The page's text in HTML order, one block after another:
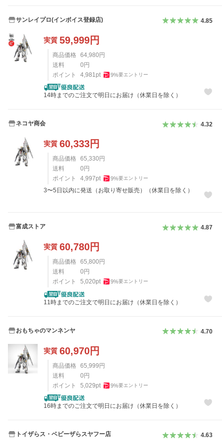
サンレイプロ(インボイス登録店) 4.85
実質 59,999円
商品価格 64,980円
送料
0円
ポイント
4,981 pt 9%要エントリー
14時までのご注文で明日にお届け（休業日を除く）
ネコヤ商会 4.32
実質 60,333円
商品価格 65,330 円
送料
0 円
ポイント
4,997pt 9%要エントリー
3〜5日以内に発送（お取り寄せ販売）（休業日を除く）
富成ストア 4.87
実質 60,780円
商品価格 65,800 円
送料
0 円
ポイント
5,020pt 9%要エントリー
11時までのご注文で明日にお届け（休業日を除く）
おもちゃのマンネンヤ 4.70
実質 60,970円
商品価格 65,999円
送料
0円
ポイント
5,029pt 9%要エントリー
16時までのご注文で明日にお届け（休業日を除く）
トイザらス・ベビーザらスヤフー店 4.63